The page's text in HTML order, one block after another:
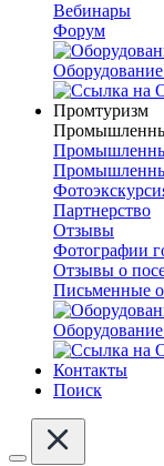
Вебинары
Форум
Промтуризм
Партнерство
Отзывы
Фотографии
Отзывы о
Письменные
Контакты
Поиск